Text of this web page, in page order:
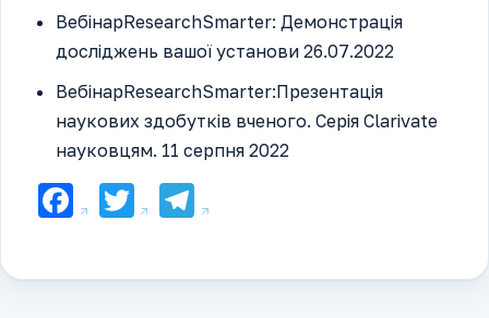
ВебінарResearchSmarter: Демонстрація
досліджень вашої установи 26.07.2022
ВебінарResearchSmarter:Презентація
наукових здобутків вченого. Серія Clarivate
науковцям. 11 серпня 2022
Facebook
TwitterTelegram